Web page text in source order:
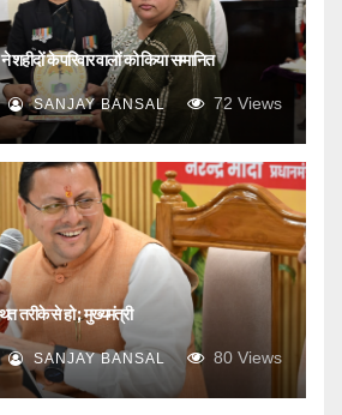
शहीदों के परिवार वालों को किया सम्मानित
SANJAY BANSAL 72 Views
तरीके से हो ; मुख्यमंत्री
SANJAY BANSAL 80 Views